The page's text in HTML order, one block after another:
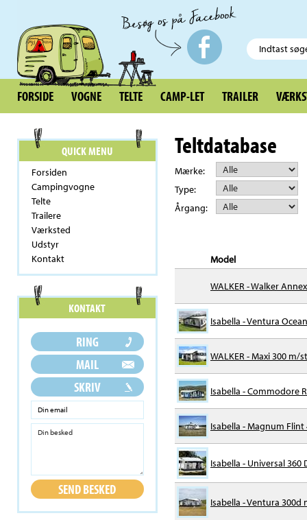
FORSIDE VOGNE TELTE CAMP-LET TRAILER
QUICK MENU
Forsiden
Campingvogne
Telte
Trailere
Værksted
Udstyr
Kontakt
Teltdatabase
Mærke:
Type:
Årgang:
Model
WALKER - Walker
Isabella - Ventura
WALKER - Maxi 300 m/
Isabella - Commodore
Isabella - Magnum
Isabella - Universal
Isabella - Ventura 300d